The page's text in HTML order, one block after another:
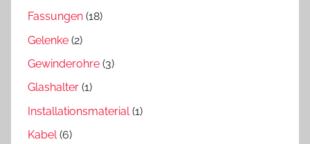
Fassungen (18)
Gelenke (2)
Gewinderohre (3)
Glashalter (1)
Installationsmaterial (1)
Kabel(6)